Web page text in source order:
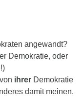
angewandt?
Demokratie, oder
ihrer Demokratie
damit meinen.